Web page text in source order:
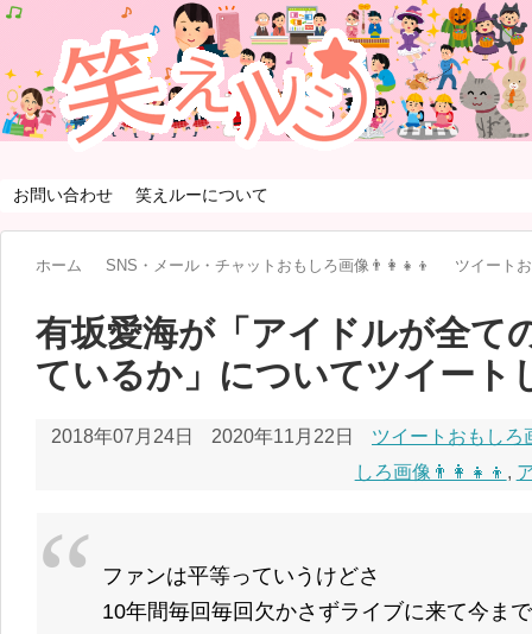
お問い合わせ 笑えルーについて
ホーム SNS・メール・チャットおもしろ画像👨‍👩‍👧‍👦 ツイート
有坂愛海が「アイドルが全て
ているか」についてツイート
2018年07月24日 2020年11月22日
ツイートおもしろ
しろ画像👨‍👩‍👧‍👦 ,
ファンは平等っていうけどさ
10年間毎回毎回欠かさずライブに来て今ま